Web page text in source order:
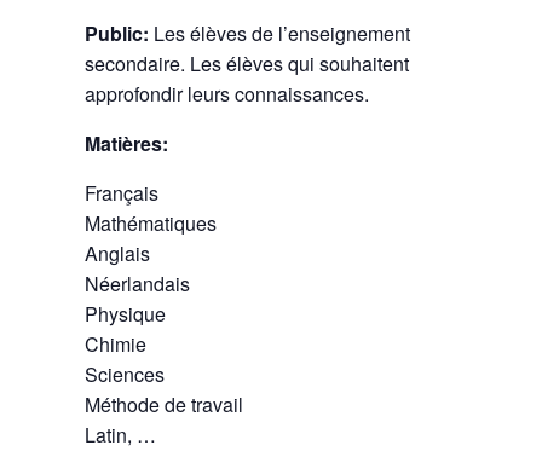
Public: Les élèves de l’enseignement
secondaire. Les élèves qui souhaitent
approfondir leurs connaissances.
Matières:
Français
Mathématiques
Anglais
Néerlandais
Physique
Chimie
Sciences
Méthode de travail
Latin, …